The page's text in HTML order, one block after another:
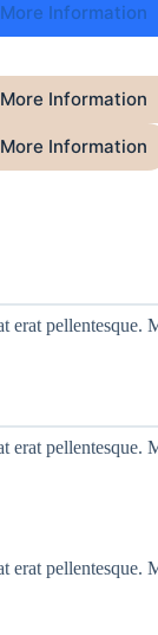
More Information
More Information
More Information